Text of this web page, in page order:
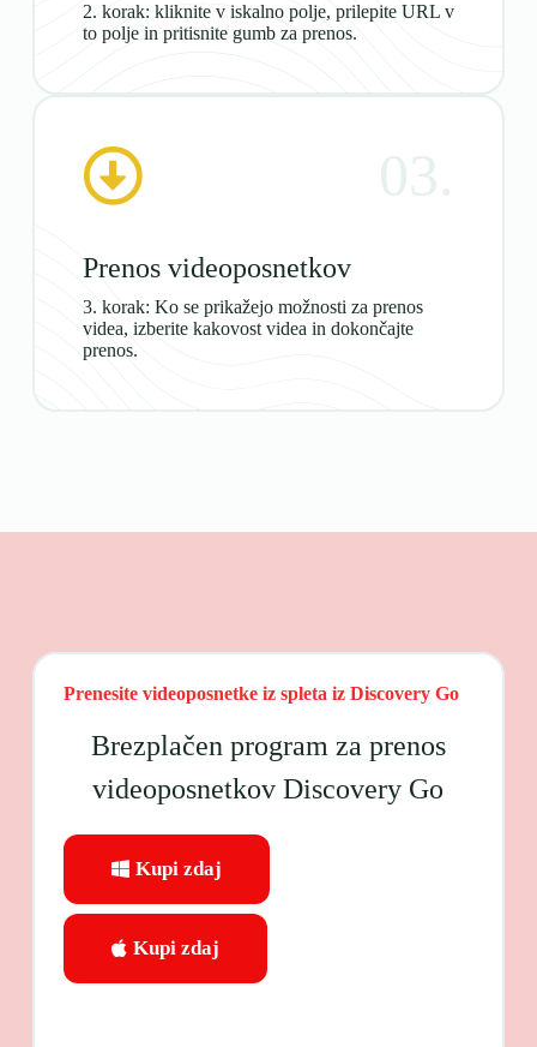
2. korak: kliknite v iskalno polje, prilepite URL v
to polje in pritisnite gumb za prenos.
03.
Prenos videoposnetkov
3. korak: Ko se prikažejo možnosti za prenos
videa, izberite kakovost videa in dokončajte
prenos.
Prenesite videoposnetke iz spleta iz Discovery Go
Brezplačen program za prenos
videoposnetkov Discovery Go
Kupi zdaj
Kupi zdaj